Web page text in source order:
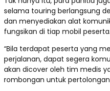
selama touring berlangsung
dan menyediakan alat
fungsikan di tiap mobil peserta.
“Bila terdapat peserta yang
perjalanan, dapat segera
akan dicover oleh tim medis
rombongan untuk